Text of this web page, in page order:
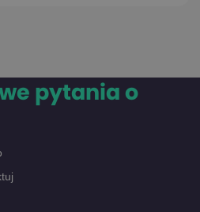
pytania o